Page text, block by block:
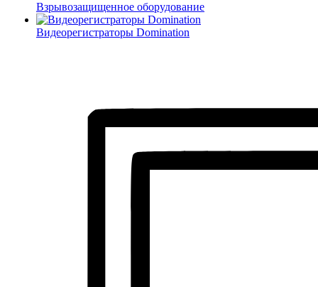
Взрывозащищенное оборудование
Видеорегистраторы Domination